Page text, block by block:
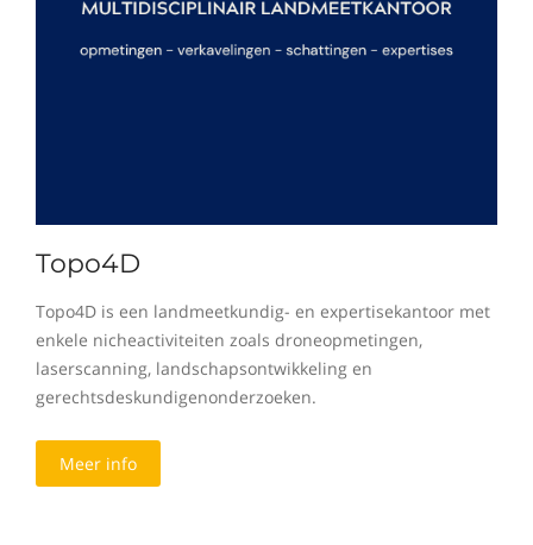
Topo4D
Topo4D is een landmeetkundig- en expertisekantoor met
enkele nicheactiviteiten zoals droneopmetingen,
laserscanning, landschapsontwikkeling en
gerechtsdeskundigenonderzoeken.
Meer info